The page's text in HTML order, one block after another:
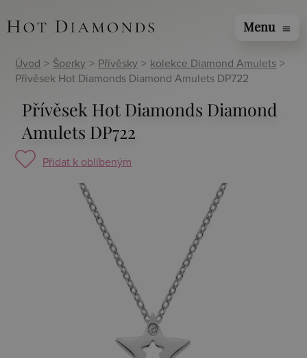
Menu menu
Úvod > Šperky > Přívěsky > kolekce Diamond Amulets >
Přívěsek Hot Diamonds Diamond Amulets DP722
Přívěsek Hot Diamonds Diamond
Amulets DP722
Přidat k oblíbeným